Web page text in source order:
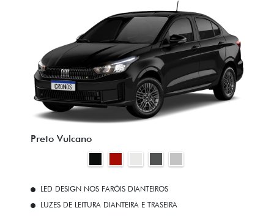
Preto Vulcano
LED DESIGN NOS FARÓIS DIANTEIROS
LUZES DE LEITURA DIANTEIRA E TRASEIRA